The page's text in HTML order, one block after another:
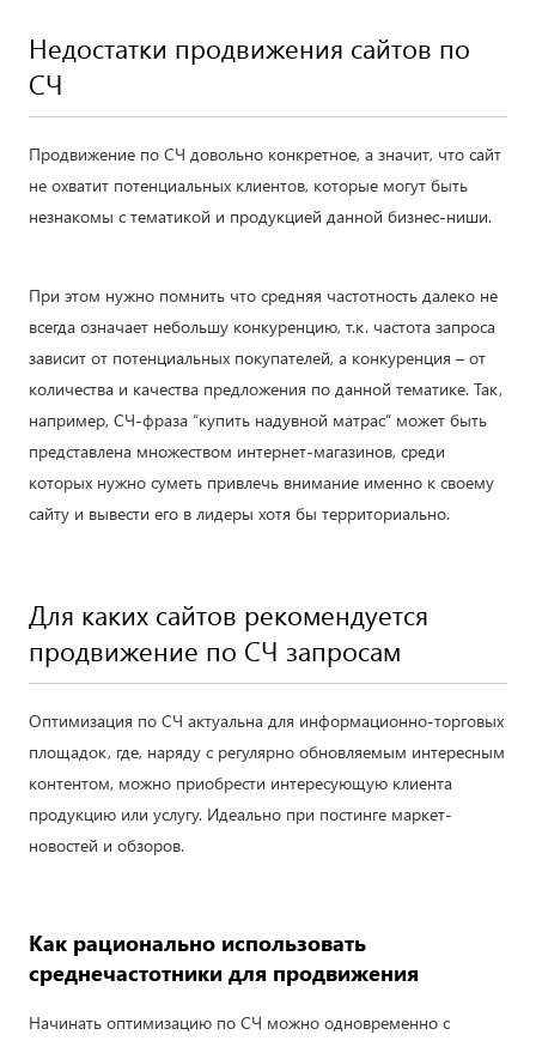
Недостатки продвижения сайтов по
СЧ
Продвижение по СЧ довольно конкретное, а значит, что сайт
не охватит потенциальных клиентов, которые могут быть
незнакомы с тематикой и продукцией данной бизнес-ниши.
При этом нужно помнить что средняя частотность далеко не
всегда означает небольшу конкуренцию, т.к. частота запроса
зависит от потенциальных покупателей, а конкуренция – от
количества и качества предложения по данной тематике. Так,
например, СЧ-фраза “купить надувной матрас” может быть
представлена множеством интернет-магазинов, среди
которых нужно суметь привлечь внимание именно к своему
сайту и вывести его в лидеры хотя бы территориально.
Для каких сайтов рекомендуется
продвижение по СЧ запросам
Оптимизация по СЧ актуальна для информационно-торговых
площадок, где, наряду с регулярно обновляемым интересным
контентом, можно приобрести интересующую клиента
продукцию или услугу. Идеально при постинге маркет-
новостей и обзоров.
Как рационально использовать
среднечастотники для продвижения
Начинать оптимизацию по СЧ можно одновременно с